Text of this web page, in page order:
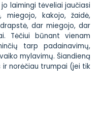
laimingi tėveliai jaučiasi
kakojo, žaidė,
dar miegojo, dar
Tėčiui būnant vienam
tarp padainavimų,
mylavimų. Šiandieną
norėčiau trumpai (jei tik